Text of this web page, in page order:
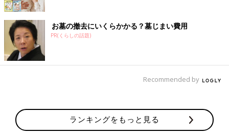
お墓の撤去にいくらかかる？墓じまい費用
PR(くらしの話題)
Recommended by
ランキングをもっと見る